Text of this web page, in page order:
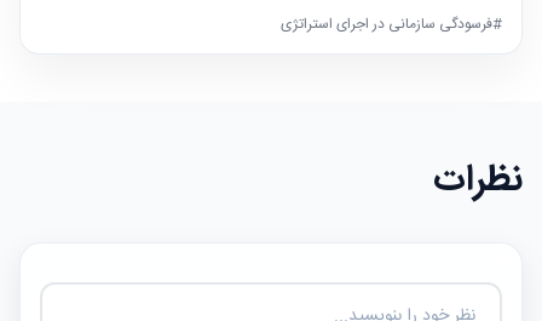
#فرسودگی سازمانی در اجرای استراتژی
نظرات